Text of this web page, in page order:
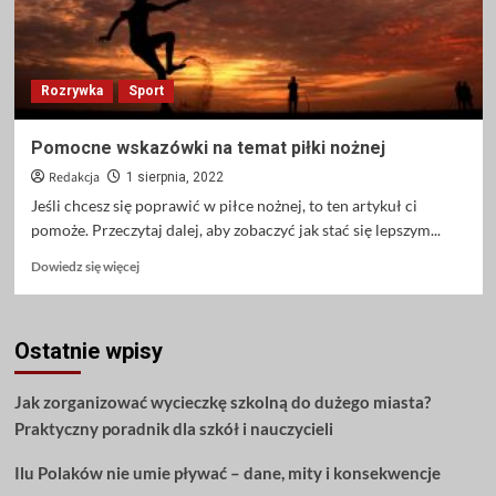
Rozrywka Sport
Pomocne wskazówki na temat piłki nożnej
Redakcja 1 sierpnia, 2022
Jeśli chcesz się poprawić w piłce nożnej, to ten artykuł ci
pomoże. Przeczytaj dalej, aby zobaczyć jak stać się lepszym...
Dowiedz się więcejDowiedz
Pomocne
wskazówki
temat
piłki
Ostatnie wpisy
Jak zorganizować wycieczkę szkolną do dużego miasta?
Praktyczny poradnik dla szkół i nauczycieli
Ilu Polaków nie umie pływać – dane, mity i konsekwencje